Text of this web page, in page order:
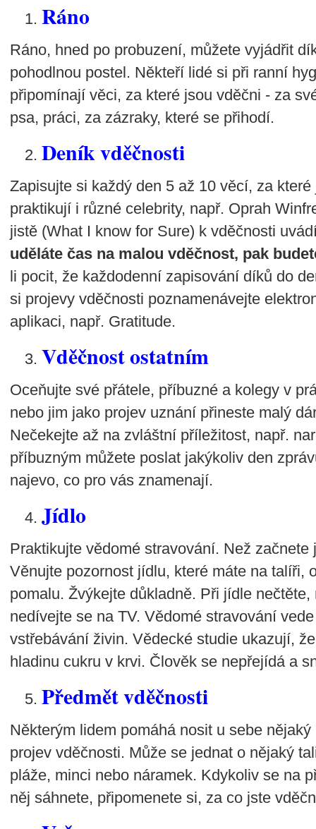
Ráno
Ráno, hned po probuzení, můžete vyjádřit
pohodlnou postel. Někteří lidé si při ranní
připomínají věci, za které jsou vděčni - za
psa, práci, za zázraky, které se přihodí.
Deník vděčnosti
Zapisujte si každý den 5 až 10 věcí, za
praktikují i různé celebrity, např. Oprah
jistě (What I know for Sure) k vděčnosti
uděláte čas na malou vděčnost, pak
li pocit, že každodenní zapisování díků do
si projevy vděčnosti poznamenávejte
aplikaci, např. Gratitude.
Vděčnost ostatním
Oceňujte své přátele, příbuzné a kolegy v
nebo jim jako projev uznání přineste malý
Nečekejte až na zvláštní příležitost, např.
příbuzným můžete poslat jakýkoliv den
najevo, co pro vás znamenají.
Jídlo
Praktikujte vědomé stravování. Než
Věnujte pozornost jídlu, které máte na talíři,
pomalu. Žvýkejte důkladně. Při jídle
nedívejte se na TV. Vědomé stravování
vstřebávání živin. Vědecké studie ukazují,
hladinu cukru v krvi. Člověk se nepřejídá a
Předmět vděčnosti
Některým lidem pomáhá nosit u sebe
projev vděčnosti. Může se jednat o nějaký
pláže, minci nebo náramek. Kdykoliv se na
něj sáhnete, připomenete si, za co jste